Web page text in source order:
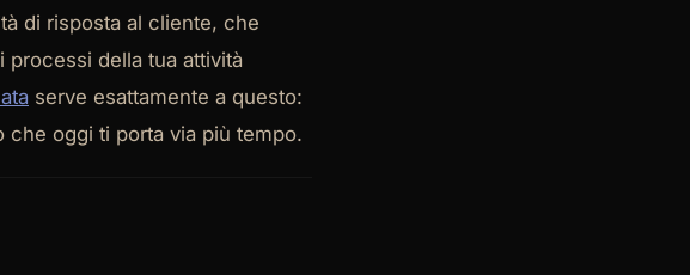
di risposta al cliente, che
della tua attività
serve esattamente a questo:
che oggi ti porta via più tempo.